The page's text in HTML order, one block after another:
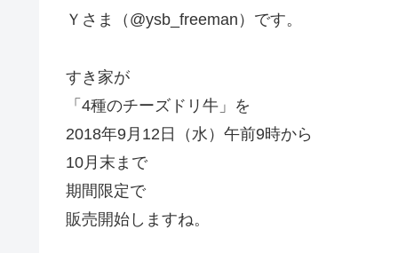
Ｙさま（@ysb_freeman）です。
すき家が
「4種のチーズドリ牛」を
2018年9月12日（水）午前9時から
10月末まで
期間限定で
販売開始しますね。